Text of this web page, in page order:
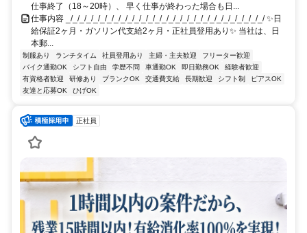
仕事終了（18～20時）、 早く仕事が終わった場合も日...
仕事内容 _/_/_/_/_/_/_/_/_/_/_/_/_/_/_/_/_/_/_/_/_/_/_/_/_/_/_/_/_/ ✨日
給保証2ヶ月・ガソリン代支給2ヶ月・正社員登用あり✨ 当社は、⽇
本郵...
制服あり ランチタイム 社員登用あり 主婦・主夫歓迎
フリーター歓迎
バイク通勤OK
シフト自由 学歴不問 車通勤OK 即日勤務OK
経験者歓迎
有資格者歓迎
研修あり ブランクOK 交通費支給 長期歓迎 シフト制
ピアスOK
友達と応募OK
ひげOK
正社員